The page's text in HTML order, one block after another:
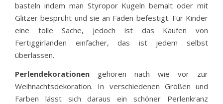
basteln indem man Styropor Kugeln bemalt oder mit
Glitzer besprüht und sie an Fäden befestigt. Für Kinder
eine tolle Sache, jedoch ist das Kaufen von
Fertiggirlanden einfacher, das ist jedem selbst
überlassen.
Perlendekorationen gehören nach wie vor zur
Weihnachtsdekoration. In verschiedenen Größen und
Farben lässt sich daraus ein schöner Perlenkranz